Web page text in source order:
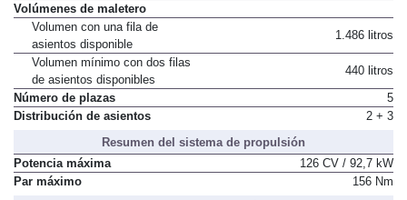
Volúmenes de maletero
Volumen con una fila de
asientos disponible
1.486 litros
Volumen mínimo con dos filas
de asientos disponibles
440 litros
Número de plazas
5
Distribución de asientos
2 + 3
Resumen del sistema de propulsión
Potencia máxima
126 CV / 92,7 kW
Par máximo
156 Nm